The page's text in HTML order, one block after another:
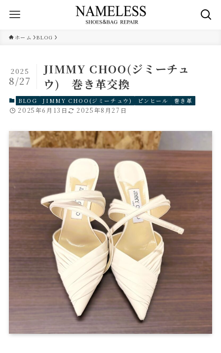
ホーム BLOG
JIMMY CHOO(ジミーチュ
ウ) 巻き革交換
2025
8/27
BLOG JIMMY CHOO(ジミーチュウ) ピンヒール 巻き革
2025年6月13日 2025年8月27日